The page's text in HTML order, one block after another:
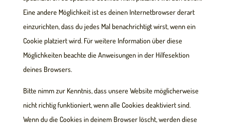
Eine andere Möglichkeit ist es deinen Internetbrowser derart
einzurichten, dass du jedes Mal benachrichtigt wirst, wenn ein
Cookie platziert wird. Für weitere Information über diese
Möglichkeiten beachte die Anweisungen in der Hilfesektion
deines Browsers.
Bitte nimm zur Kenntnis, dass unsere Website möglicherweise
nicht richtig funktioniert, wenn alle Cookies deaktiviert sind.
Wenn du die Cookies in deinem Browser löscht, werden diese